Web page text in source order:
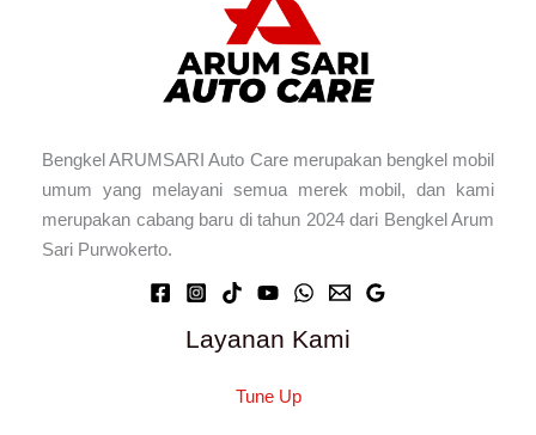
Bengkel ARUMSARI Auto Care merupakan bengkel mobil
umum yang melayani semua merek mobil, dan kami
merupakan cabang baru di tahun 2024 dari Bengkel Arum
Sari Purwokerto.
Layanan Kami
Tune Up